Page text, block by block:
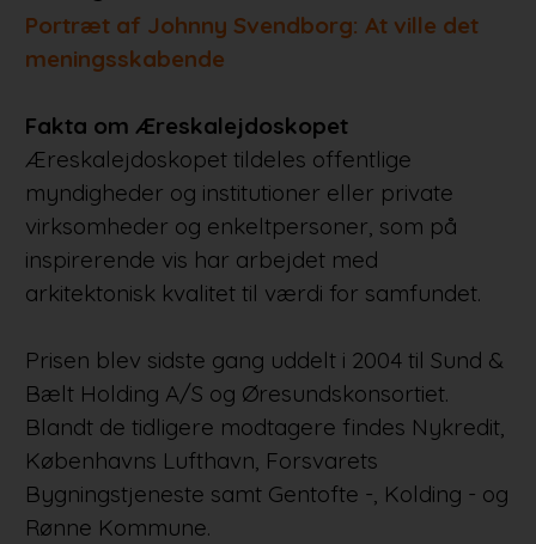
Portræt af Johnny Svendborg: At ville det
meningsskabende
Fakta om Æreskalejdoskopet
Æreskalejdoskopet tildeles offentlige
myndigheder og institutioner eller private
virksomheder og enkeltpersoner, som på
inspirerende vis har arbejdet med
arkitektonisk kvalitet til værdi for samfundet.
Prisen blev sidste gang uddelt i 2004 til Sund &
Bælt Holding A/S og Øresundskonsortiet.
Blandt de tidligere modtagere findes Nykredit,
Københavns Lufthavn, Forsvarets
Bygningstjeneste samt Gentofte -, Kolding - og
Rønne Kommune.